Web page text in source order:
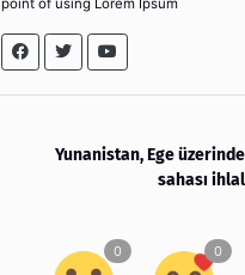
Yunanistan, Ege
sahası